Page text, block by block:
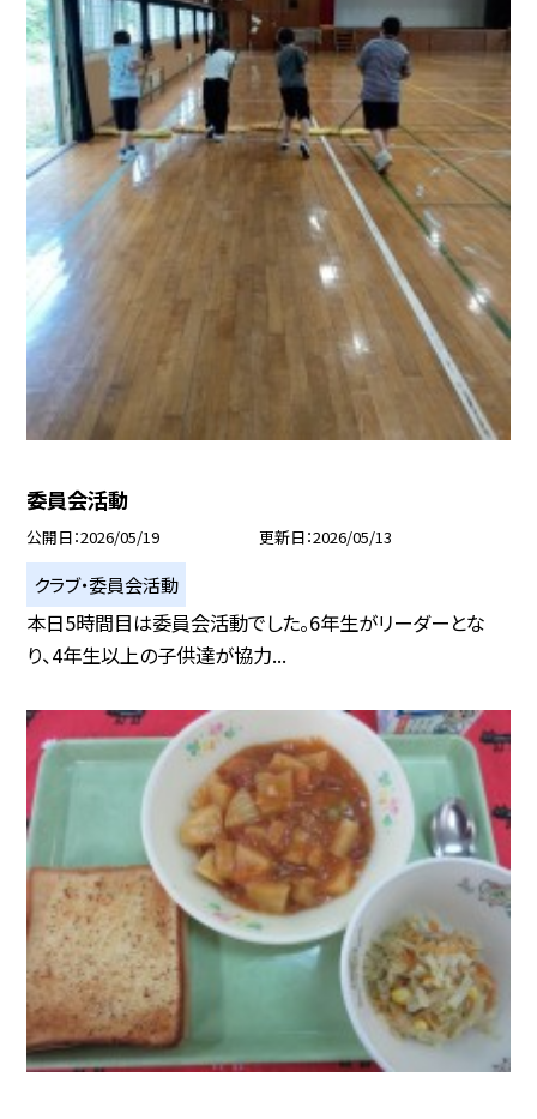
委員会活動
公開日 2026/05/19 更新日 2026/05/13
クラブ・委員会活動
本日5時間目は委員会活動でした。6年生がリーダーとな
り、4年生以上の子供達が協力...